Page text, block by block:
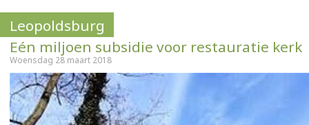
Leopoldsburg
Eén miljoen subsidie voor restauratie kerk
Woensdag 28 maart 2018